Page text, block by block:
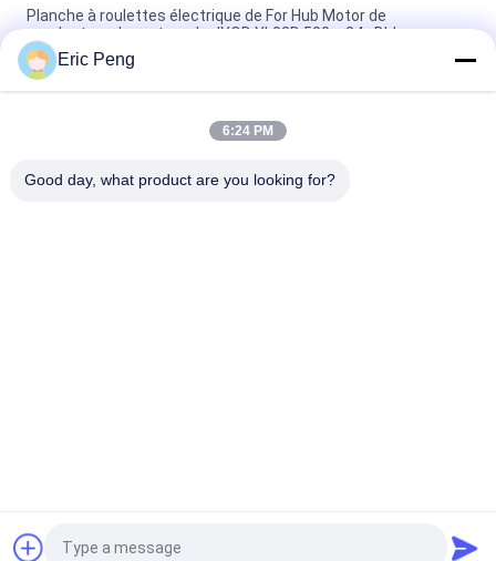
Planche à roulettes électrique de For Hub Motor de
conducteur de moteur de JYQD YL02D 500w 24v Bldc
Contrôleur sans brosse Pwm de moteur de C.C du capteur
110V 220V 12V 24v de Hall
JYQD - V7.5E 36 au conducteur triphasé Board du moteur
Demandez un devis
Eric Peng
6:24 PM
Good day, what product are you looking for?